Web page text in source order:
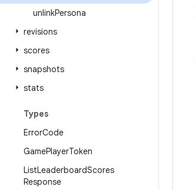
unlinkPersona
revisions
scores
snapshots
stats
Types
ErrorCode
GamePlayerToken
ListLeaderboardScores
Response